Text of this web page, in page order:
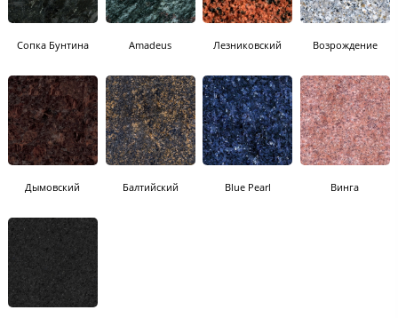
Сопка Бунтина Amadeus Лезниковский Возрождение
Дымовский Балтийский Blue Pearl Винга